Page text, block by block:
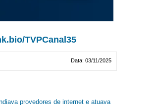
TVPCanal35
Data: 03/11/2025
provedores de internet e atuava